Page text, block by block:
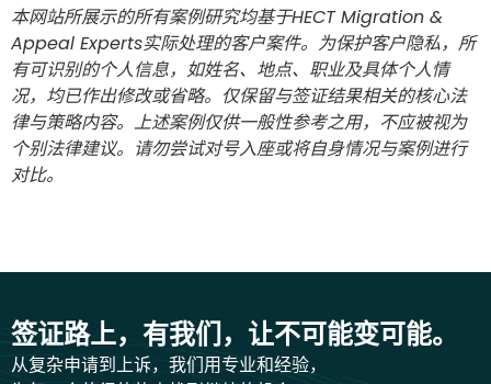
本网站所展示的所有案例研究均基于HECT Migration &
Appeal Experts实际处理的客户案件。为保护客户隐私，所
有可识别的个人信息，如姓名、地点、职业及具体个人情
况，均已作出修改或省略。仅保留与签证结果相关的核心法
律与策略内容。上述案例仅供一般性参考之用，不应被视为
个别法律建议。请勿尝试对号入座或将自身情况与案例进行
对比。
签证路上，有我们，让不可能变可能。
从复杂申请到上诉，我们用专业和经验，